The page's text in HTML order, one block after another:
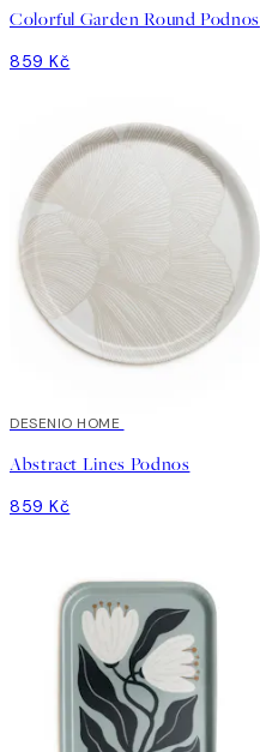
Colorful Garden Round Podnos
859 Kč
DESENIO HOME
Abstract Lines Podnos
859 Kč